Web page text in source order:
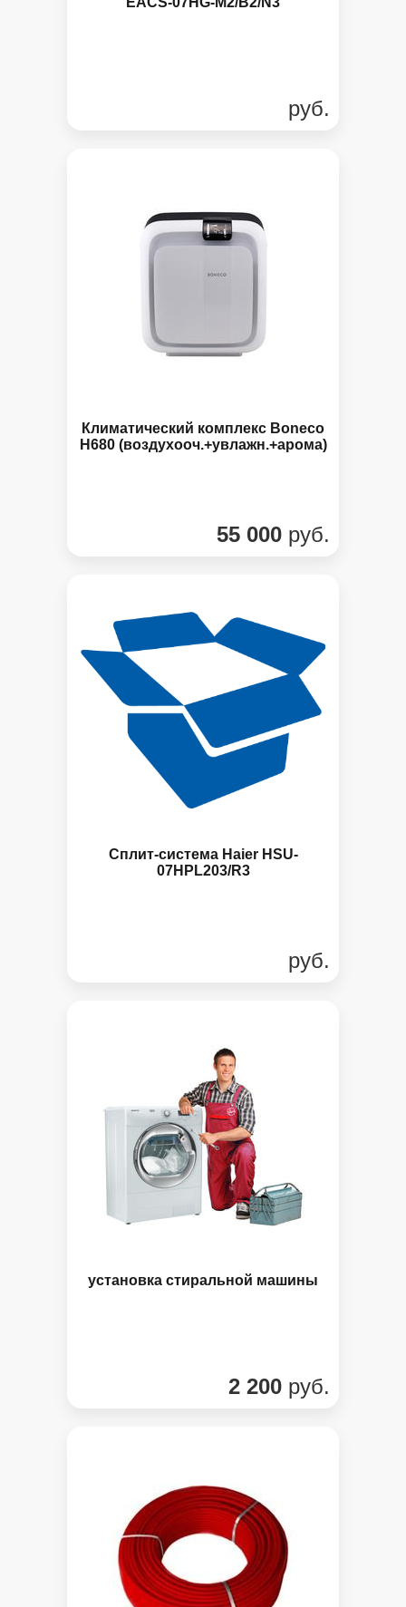
руб.
Климатический комплекс Boneco
H680 (воздухооч.+увлажн.+арома)
55 000 руб.
Сплит-система Haier HSU-
07HPL203/R3
руб.
установка стиральной машины
2 200 руб.